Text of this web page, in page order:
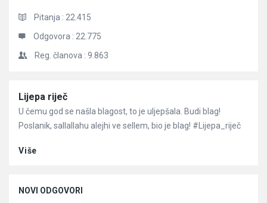
Pitanja : 22.415
Odgovora : 22.775
Reg. članova : 9.863
Članci
Lijepa riječ
U čemu god se našla blagost, to je uljepšala. Budi blag!
Poslanik, sallallahu alejhi ve sellem, bio je blag! #Lijepa_riječ
Više
NOVI ODGOVORI